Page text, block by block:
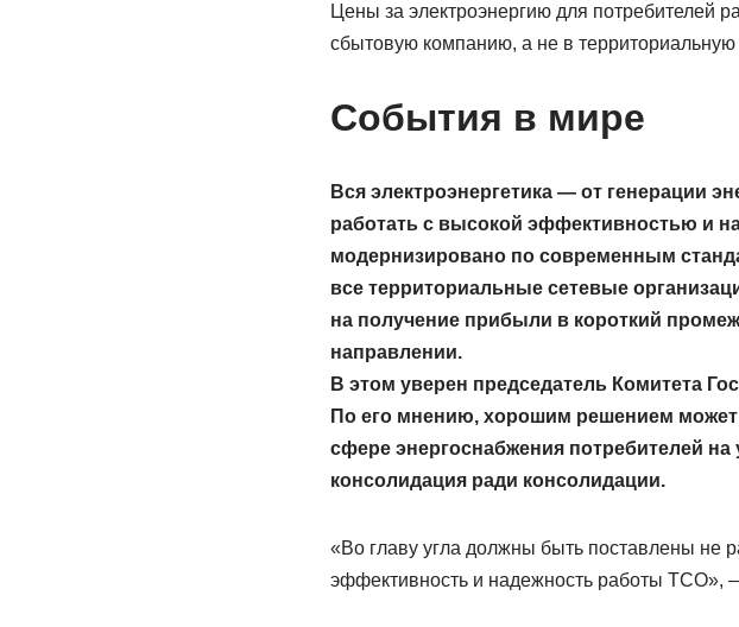
Цены за электроэнергию для потребителей
сбытовую компанию, а не в территориальную
События в мире
Вся электроэнергетика — от генерации
работать с высокой эффективностью и
модернизировано по современным
все территориальные сетевые
на получение прибыли в короткий
направлении.
В этом уверен председатель Комитета
По его мнению, хорошим решением может
сфере энергоснабжения потребителей
консолидация ради консолидации.
«Во главу угла должны быть поставлены не
эффективность и надежность работы ТСО»,